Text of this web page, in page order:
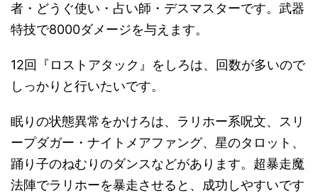
者・どうぐ使い・占い師・デスマスターです。武器
特技で8000ダメージを与えます。
12回『ロストアタック』をしろは、回数が多いので
しっかりと行いたいです。
眠りの状態異常をかけろは、ラリホー系呪文、スリ
ープダガー・ナイトメアファング、星のタロット、
踊り子のねむりのダンスなどがあります。超暴走魔
法陣でラリホーを暴走させると、成功しやすいです